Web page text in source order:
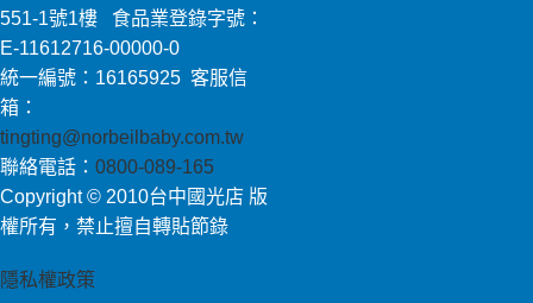
551-1號1樓 食品業登錄字號：
E-11612716-00000-0
統一編號：16165925 客服信
箱：
tingting@norbeilbaby.com.tw
聯絡電話： 0800-089-165
Copyright © 2010台中國光店 版
權所有，禁止擅自轉貼節錄
隱私權政策